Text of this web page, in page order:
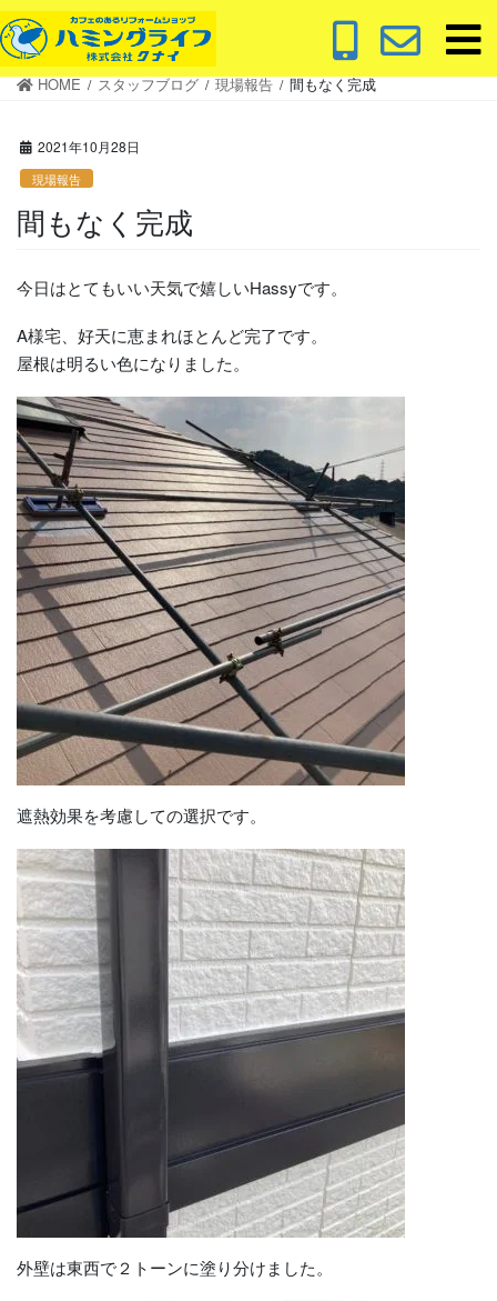
コ
ン
テ
ナ
ビ
ゲ
HOME スタッフブログ 現場報告 間もなく完成
2021年10月28日
現場報告
間もなく完成
今日はとてもいい天気で嬉しいHassyです。
A様宅、好天に恵まれほとんど完了です。
屋根は明るい色になりました。
遮熱効果を考慮しての選択です。
外壁は東西で２トーンに塗り分けました。